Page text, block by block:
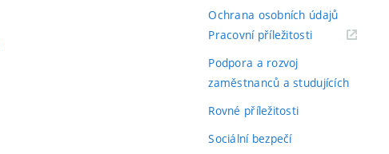
Ochrana osobních údajů
Pracovní příležitosti(externí
Podpora a rozvoj
zaměstnanců a studujících
Rovné příležitosti
Sociální bezpečí